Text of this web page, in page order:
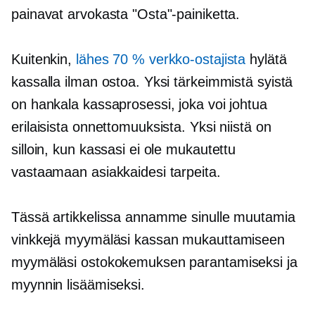
painavat arvokasta "Osta"-painiketta.
Kuitenkin, lähes 70 % verkko-ostajista hylätä
kassalla ilman ostoa. Yksi tärkeimmistä syistä
on hankala kassaprosessi, joka voi johtua
erilaisista onnettomuuksista. Yksi niistä on
silloin, kun kassasi ei ole mukautettu
vastaamaan asiakkaidesi tarpeita.
Tässä artikkelissa annamme sinulle muutamia
vinkkejä myymäläsi kassan mukauttamiseen
myymäläsi ostokokemuksen parantamiseksi ja
myynnin lisäämiseksi.